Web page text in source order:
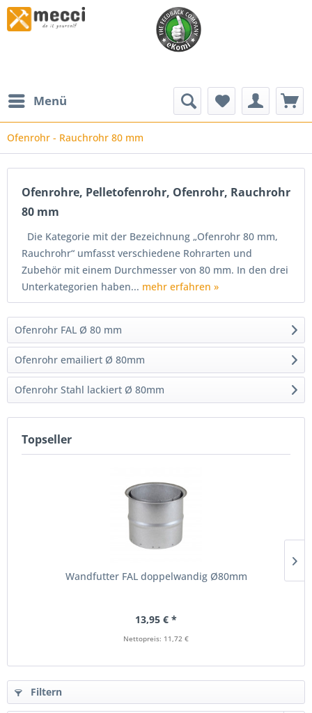
Menü
Ofenrohr - Rauchrohr 80 mm
Ofenrohre, Pelletofenrohr, Ofenrohr, Rauchrohr
80 mm
Die Kategorie mit der Bezeichnung „Ofenrohr 80 mm,
Rauchrohr“ umfasst verschiedene Rohrarten und
Zubehör mit einem Durchmesser von 80 mm. In den drei
Unterkategorien haben... mehr erfahren »
Ofenrohr FAL Ø 80 mm
Ofenrohr emailiert Ø 80mm
Ofenrohr Stahl lackiert Ø 80mm
Topseller
Wandfutter FAL doppelwandig Ø80mm
13,95 € *
Nettopreis: 11,72 €
Filtern